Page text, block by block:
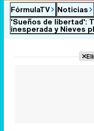
FórmulaTV Noticias
'Sueños de libertad':
inesperada y Nieves